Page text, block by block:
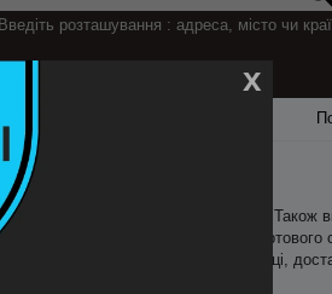
Введіть розташування : адреса, місто чи
x
тижня, і анонси майбутніх серій. Також
входу, час початку, розмір стартового
покеру в Ле-Трепор в 2019 році,